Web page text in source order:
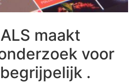
maakt
voor
.